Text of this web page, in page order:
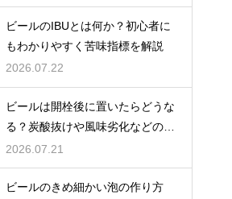
ビールのIBUとは何か？初心者に
もわかりやすく苦味指標を解説
2026.07.22
ビールは開栓後に置いたらどうな
る？炭酸抜けや風味劣化などの影
響を解説
2026.07.21
ビールのきめ細かい泡の作り方